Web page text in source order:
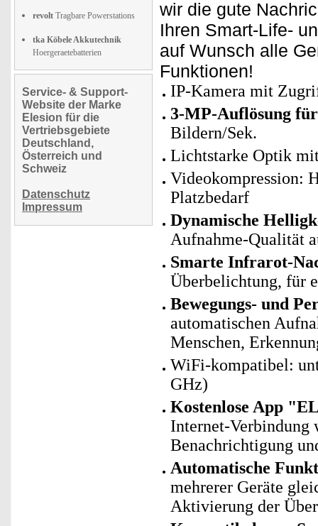
revolt Tragbare Powerstations
tka Köbele Akkutechnik
Hoergeraetebatterien
Service- & Support-
Website der Marke
Elesion für die
Vertriebsgebiete
Deutschland,
Österreich und
Schweiz
Datenschutz
Impressum
wir die gute
Ihren Smart-Life-
auf Wunsch alle
Funktionen!
IP-Kamera mit
3-MP-Auflösung
Bildern/Sek.
Lichtstarke Optik
Videokompression:
Platzbedarf
Dynamische
Aufnahme-Qualität
Smarte Infrarot-
Überbelichtung, für
Bewegungs- und
automatischen
Menschen,
WiFi-kompatibel:
GHz)
Kostenlose App
Internet-Verbindung
Benachrichtigung
Automatische
mehrerer Geräte
Aktivierung der